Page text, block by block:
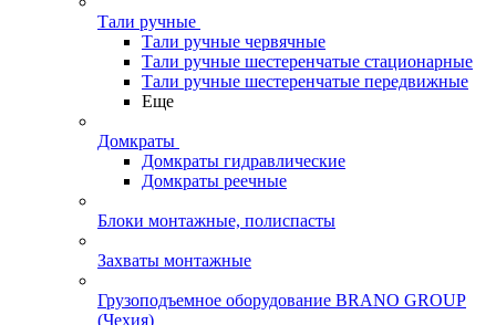
Тали ручные
Тали ручные червячные
Тали ручные шестеренчатые стационарные
Тали ручные шестеренчатые передвижные
Еще
Домкраты
Домкраты гидравлические
Домкраты реечные
Блоки монтажные, полиспасты
Захваты монтажные
Грузоподъемное оборудование BRANO GROUP
(Чехия)